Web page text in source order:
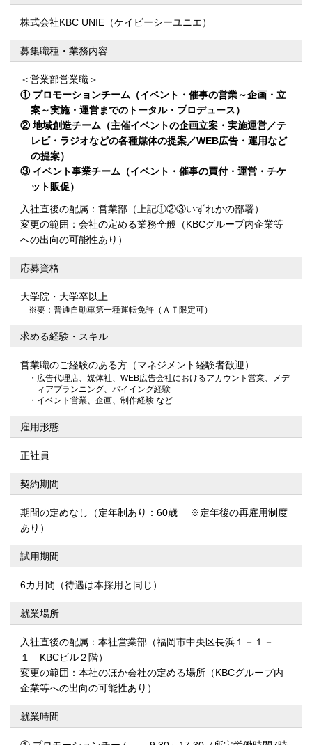
株式会社KBC UNIE（ケイビーシーユニエ）
募集職種・業務内容
＜営業部営業職＞
① プロモーションチーム（イベント・催事の営業～企画・立
案～実施・運営までのトータル・プロデュース）
② 地域創造チーム（主催イベントの企画立案・実施運営／テ
レビ・ラジオなどの各種媒体の提案／WEB広告・運用など
の提案）
③ イベント事業チーム（イベント・催事の買付・運営・チケ
ット販促）
入社直後の配属：営業部（上記①②③いずれかの部署）
変更の範囲：会社の定める業務全般（KBCグループ内企業等
への出向の可能性あり）
応募資格
大学院・大学卒以上
※要：普通自動車第一種運転免許（ＡＴ限定可）
求める経験・スキル
営業職のご経験のある方（マネジメント経験者歓迎）
・広告代理店、媒体社、WEB広告会社におけるアカウント営業、メデ
ィアプランニング、バイイング経験
・イベント営業、企画、制作経験 など
雇用形態
正社員
契約期間
期間の定めなし（定年制あり：60歳 ※定年後の再雇用制度
あり）
試用期間
6カ月間（待遇は本採用と同じ）
就業場所
入社直後の配属：本社営業部（福岡市中央区長浜１－１－
１ KBCビル２階）
変更の範囲：本社のほか会社の定める場所（KBCグループ内
企業等への出向の可能性あり）
就業時間